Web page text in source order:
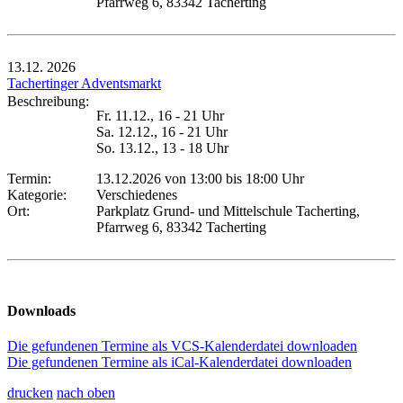
13.12. 2026
Tachertinger Adventsmarkt
Beschreibung:
Fr. 11.12., 16 - 21 Uhr
Sa. 12.12., 16 - 21 Uhr
So. 13.12., 13 - 18 Uhr
Termin:
13.12.2026 von 13:00 bis 18:00 Uhr
Kategorie:
Verschiedenes
Ort:
Parkplatz Grund- und Mittelschule Tacherting,
Pfarrweg 6, 83342 Tacherting
Downloads
Die gefundenen Termine als VCS-Kalenderdatei downloaden
Die gefundenen Termine als iCal-Kalenderdatei downloaden
drucken nach oben